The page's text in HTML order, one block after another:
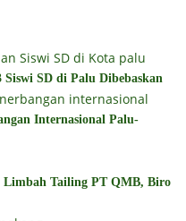
SD di Palu Dibebaskan
Internasional Palu-
Limbah Tailing PT QMB, Biro